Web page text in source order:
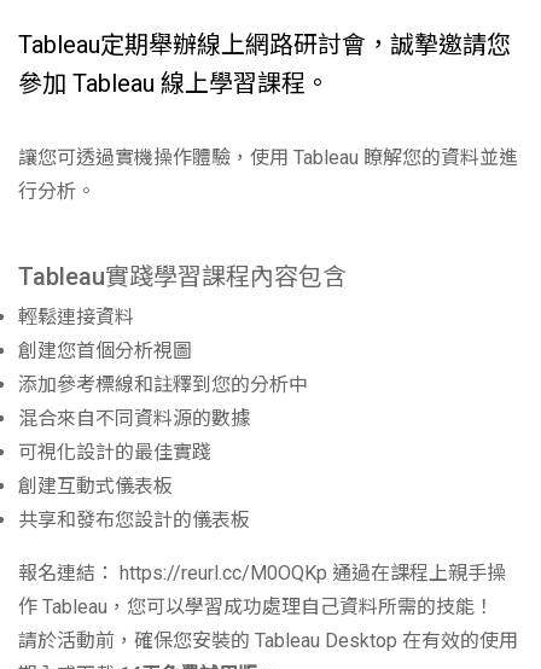
Tableau定期舉辦線上網路研討會，誠摯邀請您
參加 Tableau 線上學習課程。
讓您可透過實機操作體驗，使用 Tableau 瞭解您的資料並進
行分析。
Tableau實踐學習課程內容包含
輕鬆連接資料
創建您首個分析視圖
添加參考標線和註釋到您的分析中
混合來自不同資料源的數據
可視化設計的最佳實踐
創建互動式儀表板
共享和發布您設計的儀表板
報名連結： https://reurl.cc/M0OQKp 通過在課程上親手操
作 Tableau，您可以學習成功處理自己資料所需的技能！
請於活動前，確保您安裝的 Tableau Desktop 在有效的使用